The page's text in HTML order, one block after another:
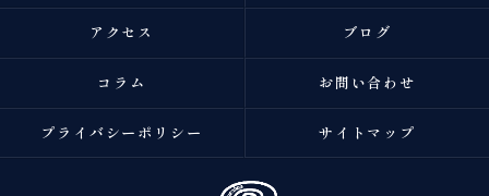
アクセス ブログ
コラム お問い合わせ
プライバシーポリシー サイトマップ